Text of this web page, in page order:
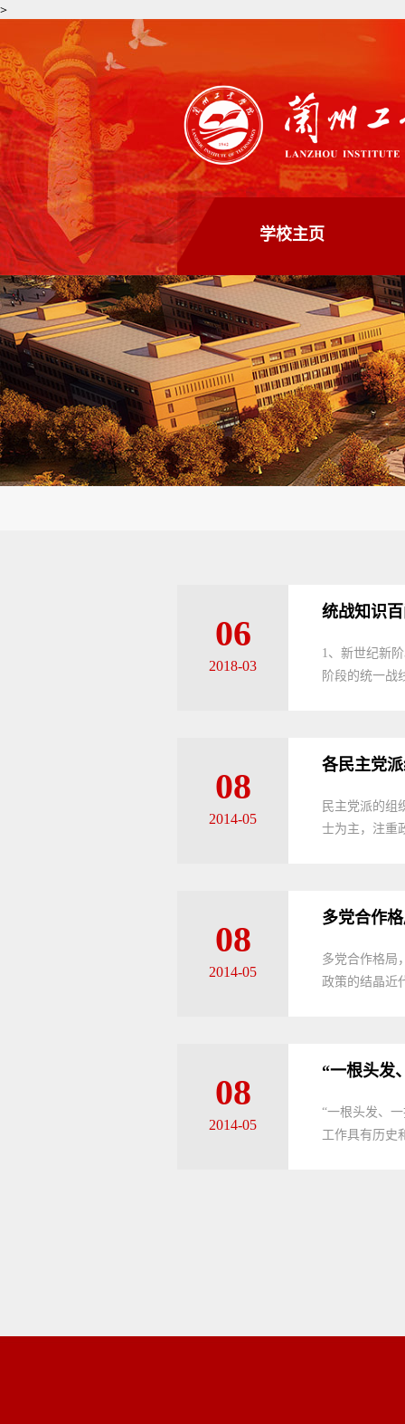
>
学校主页
06
2018-03
统战知识
1、新世纪新
阶段的统一战
08
2014-05
各民主党
民主党派的组
士为主，注重
08
2014-05
多党合作
多党合作格局
政策的结晶近
08
2014-05
“一根头发
“一根头发、
工作具有历史